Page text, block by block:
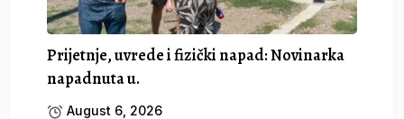
Prijetnje, uvrede i fizički napad: Novinarka
napadnuta u.
August 6, 2026